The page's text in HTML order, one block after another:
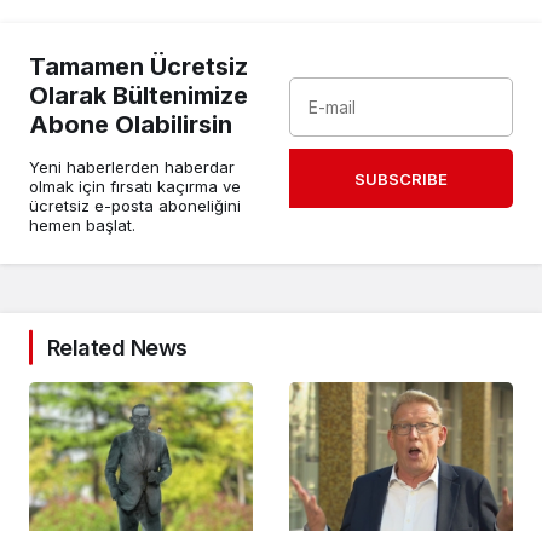
Tamamen Ücretsiz
Olarak Bültenimize
Abone Olabilirsin
Yeni haberlerden haberdar
olmak için fırsatı kaçırma ve
ücretsiz e-posta aboneliğini
hemen başlat.
SUBSCRIBE
Related News